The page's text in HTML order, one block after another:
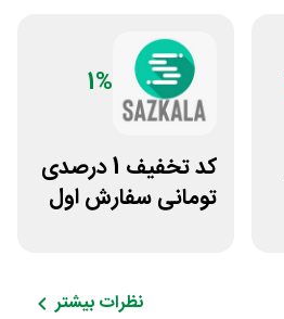
1%
کد تخفیف 1 درصدی
تومانی سفارش اول
نظرات بیشتر